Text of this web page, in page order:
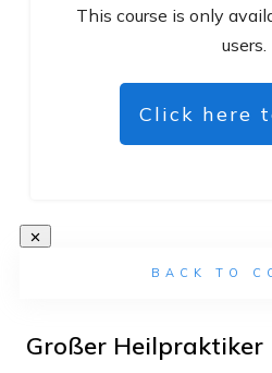
This course is only
users.
Click here
BACK TO
Großer Heilpraktiker